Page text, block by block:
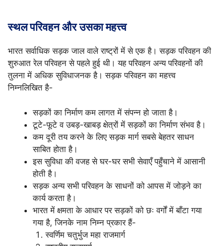
स्थल परिवहन और उसका महत्त्व
भारत सर्वाधिक सड़क जाल वाले राष्ट्रों में से एक है। सड़क परिवहन की
शुरुआत रेल परिवहन से पहले हुई थी। यह परिवहन अन्य परिवहनों की
तुलना में अधिक सुविधाजनक है। सड़क परिवहन का महत्त्व
निम्नलिखित है-
सड़कों का निर्माण कम लागत में संपन्न हो जाता है।
टूटे-फूटे व उबड़-खाबड़ क्षेत्रों में सड़कों का निर्माण संभव है।
कम दूरी तय करने के लिए सड़क मार्ग सबसे बेहतर साधन
साबित होता है।
इस सुविधा की वजह से घर-घर सभी सेवाएँ पहुँचाने में आसानी
होती है।
सड़क अन्य सभी परिवहन के साधनों को आपस में जोड़ने का
कार्य करता है।
भारत में क्षमता के आधार पर सड़कों को छः वर्गों में बाँटा गया
गया है, जिनके नाम निम्न प्रकार हैं-
स्वर्णिम चतुर्भुज महा राजमार्ग